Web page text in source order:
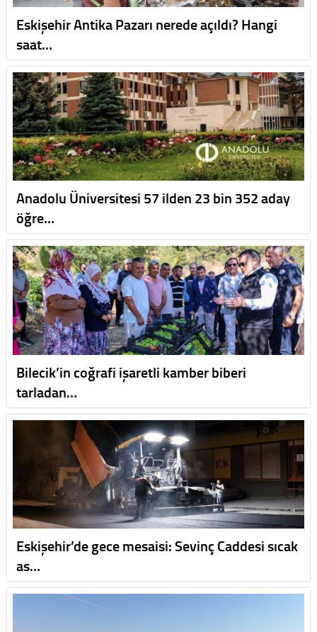
Eskişehir Antika Pazarı nerede açıldı? Hangi
saat…
Anadolu Üniversitesi 57 ilden 23 bin 352 aday
öğre…
Bilecik’in coğrafi işaretli kamber biberi
tarladan…
Eskişehir’de gece mesaisi: Sevinç Caddesi sıcak
as…